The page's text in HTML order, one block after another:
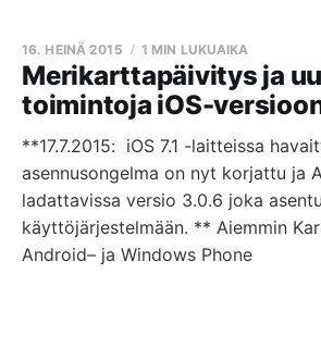
Merikarttapäivitys ja
toimintoja iOS-
16. HEINÄ 2015 1 MIN LUKUAIKA
**17.7.2015: iOS 7.1 -laitteissa
asennusongelma on nyt korjattu ja
ladattavissa versio 3.0.6 joka
käyttöjärjestelmään. ** Aiemmin
Android– ja Windows Phone